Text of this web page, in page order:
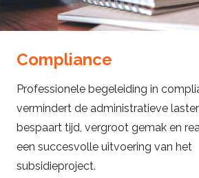
Compliance
Professionele begeleiding in
vermindert de administratieve
bespaart tijd, vergroot gemak en
een succesvolle uitvoering van het
subsidieproject.